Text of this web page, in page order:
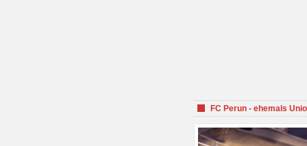
FC Perun - ehemals